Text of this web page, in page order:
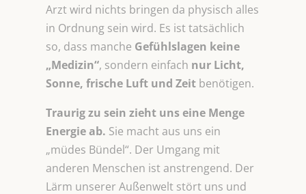
Arzt wird nichts bringen da physisch alles
in Ordnung sein wird. Es ist tatsächlich
so, dass manche Gefühlslagen keine
„Medizin“, sondern einfach nur Licht,
Sonne, frische Luft und Zeit benötigen.
Traurig zu sein zieht uns eine Menge
Energie ab. Sie macht aus uns ein
„müdes Bündel“. Der Umgang mit
anderen Menschen ist anstrengend. Der
Lärm unserer Außenwelt stört uns und